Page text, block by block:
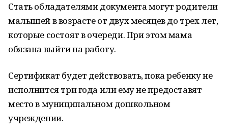
Стать обладателями документа могут родители
малышей в возрасте от двух месяцев до трех лет,
которые состоят в очереди. При этом мама
обязана выйти на работу.
Сертификат будет действовать, пока ребенку не
исполнится три года или ему не предоставят
место в муниципальном дошкольном
учреждении.